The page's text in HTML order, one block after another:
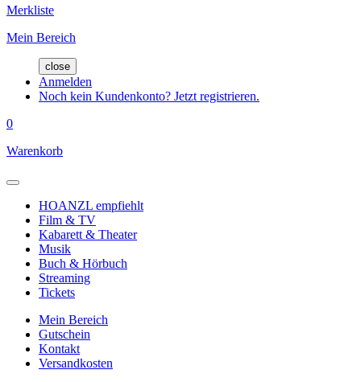
Merkliste
Mein Bereich
close
Anmelden
Noch kein Kundenkonto? Jetzt registrieren.
0
Warenkorb
HOANZL empfiehlt
Film & TV
Kabarett & Theater
Musik
Buch & Hörbuch
Streaming
Tickets
Mein Bereich
Gutschein
Kontakt
Versandkosten